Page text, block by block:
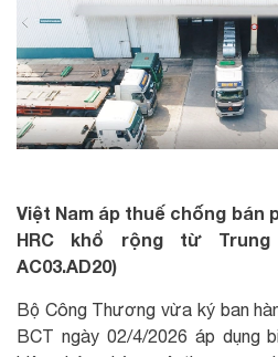
Việt Nam áp thuế chống bán
HRC khổ rộng từ
AC03.AD20)
Bộ Công Thương vừa ký ban
BCT ngày 02/4/2026 áp dụng